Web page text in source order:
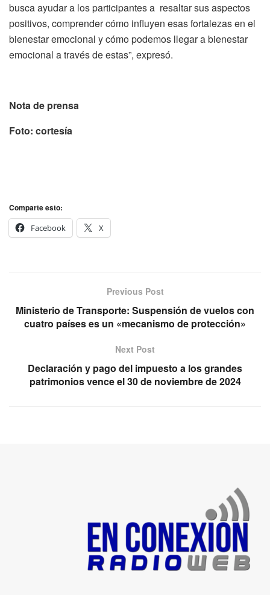
busca ayudar a los participantes a resaltar sus aspectos
positivos, comprender cómo influyen esas fortalezas en el
bienestar emocional y cómo podemos llegar a bienestar
emocional a través de estas”, expresó.
Nota de prensa
Foto: cortesía
Comparte esto:
Facebook
X
Previous Post
Ministerio de Transporte: Suspensión de vuelos con
cuatro países es un «mecanismo de protección»
Next Post
Declaración y pago del impuesto a los grandes
patrimonios vence el 30 de noviembre de 2024